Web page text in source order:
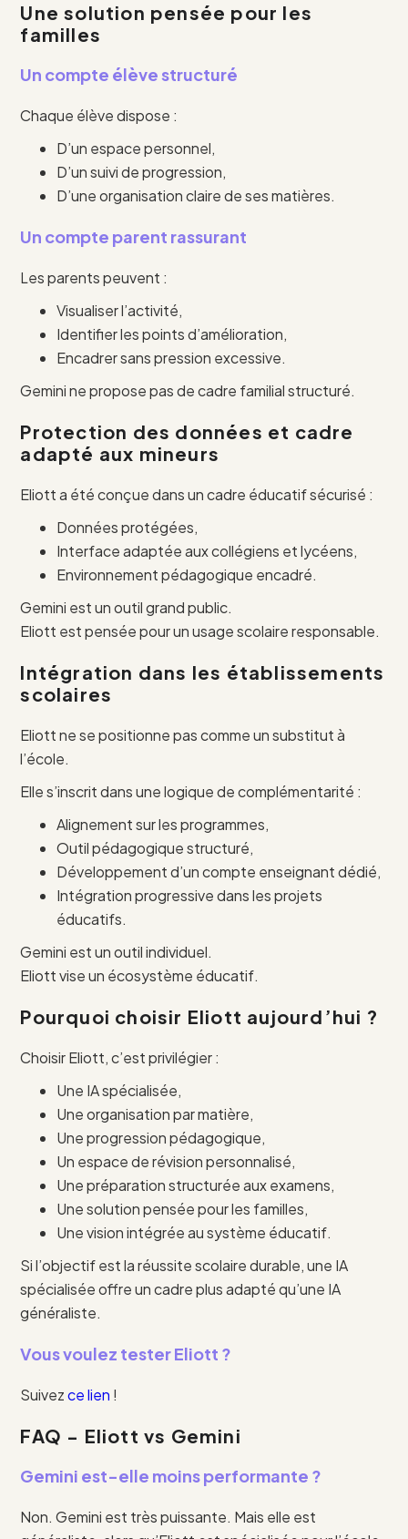
Une solution pensée pour les
familles
Un compte élève structuré
Chaque élève dispose :
D’un espace personnel,
D’un suivi de progression,
D’une organisation claire de ses matières.
Un compte parent rassurant
Les parents peuvent :
Visualiser l’activité,
Identifier les points d’amélioration,
Encadrer sans pression excessive.
Gemini ne propose pas de cadre familial structuré.
Protection des données et cadre
adapté aux mineurs
Eliott a été conçue dans un cadre éducatif sécurisé :
Données protégées,
Interface adaptée aux collégiens et lycéens,
Environnement pédagogique encadré.
Gemini est un outil grand public.
Eliott est pensée pour un usage scolaire responsable.
Intégration dans les établissements
scolaires
Eliott ne se positionne pas comme un substitut à
l’école.
Elle s’inscrit dans une logique de complémentarité :
Alignement sur les programmes,
Outil pédagogique structuré,
Développement d’un compte enseignant dédié,
Intégration progressive dans les projets
éducatifs.
Gemini est un outil individuel.
Eliott vise un écosystème éducatif.
Pourquoi choisir Eliott aujourd’hui ?
Choisir Eliott, c’est privilégier :
Une IA spécialisée,
Une organisation par matière,
Une progression pédagogique,
Un espace de révision personnalisé,
Une préparation structurée aux examens,
Une solution pensée pour les familles,
Une vision intégrée au système éducatif.
Si l’objectif est la réussite scolaire durable, une IA
spécialisée offre un cadre plus adapté qu’une IA
généraliste.
Vous voulez tester Eliott ?
Suivezce lien !
FAQ - Eliott vs Gemini
Gemini est-elle moins performante ?
Non. Gemini est très puissante. Mais elle est